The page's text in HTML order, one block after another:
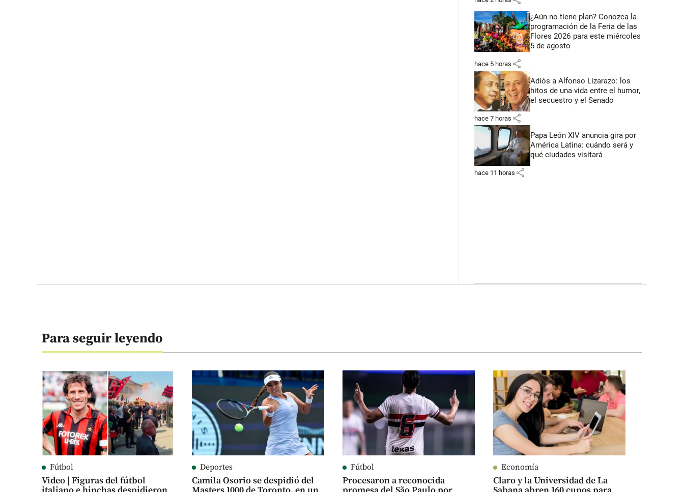
¿Aún no tiene plan? Conozca la
programación de la Feria de las
Flores 2026 para este miércoles
5 de agosto
hace 5 horas share
Adiós a Alfonso Lizarazo: los
hitos de una vida entre el humor,
el secuestro y el Senado
hace 7 horas share
Papa León XIV anuncia gira por
América Latina: cuándo será y
qué ciudades visitará
hace 11 horas share
Para seguir leyendo
Fútbol
Video | Figuras del fútbol
Deportes
Camila Osorio se despidió del
Fútbol
Procesaron a reconocida
Economía
Claro y la Universidad de La